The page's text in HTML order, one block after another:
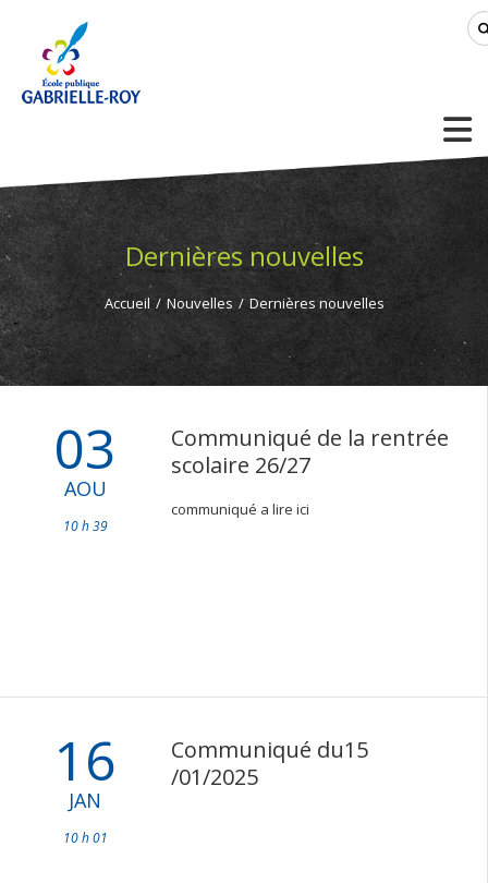
Dernières nouvelles
Accueil / Nouvelles / Dernières nouvelles
03
AOU
10 h 39
Communiqué de la rentrée
scolaire 26/27
communiqué a lire ici
16
JAN
10 h 01
Communiqué du15
/01/2025